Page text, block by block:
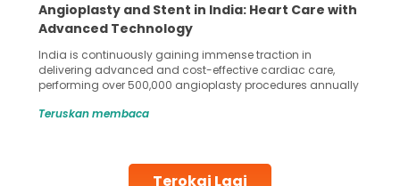
Terokai Lagi
Angioplasty and Stent in India: Heart Care with
Advanced Technology
India is continuously gaining immense traction in
delivering advanced and cost-effective cardiac care,
performing over 500,000 angioplasty procedures annually
globe are searching for treatments like angioplasty and
Studies, such as one published
Teruskan membaca